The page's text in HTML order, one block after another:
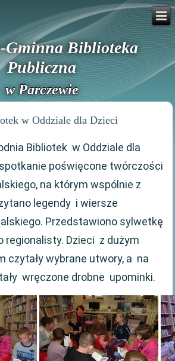
Gminna Biblioteka
Publiczna
w Parczewie
w Oddziale dla Dzieci
Bibliotek w Oddziale dla
spotkanie poświęcone twórczości
na którym wspólnie z
legendy i wiersze
Przedstawiono sylwetkę
regionalisty. Dzieci z dużym
czytały wybrane utwory, a na
wręczone drobne upominki.